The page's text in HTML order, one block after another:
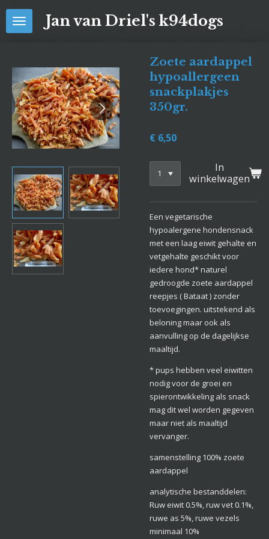
Ga
direct
Jan van Driel's k94dogs
Zoete aardappel
hypoallergeen
snackplakjes
350gr.
€ 6,50
In
winkelwagen
Een vegetarische
hypoalergene hondensnack
met een laag eiwit gehalte en
vetgehalte geschikt voor
iedere hond* naturel
gedroogde zoete aardappel
reepjes ( Bataat ) zonder
toevoegingen. uitstekend als
beloning maar ook als
aanvulling op de dagelijkse
maaltijd.
* pups hebben veel eiwitten
nodig voor de groei en
spierontwikkeling als snack
mag dit wel worden gegeven
maar niet als maaltijd
vervanger.
samenstelling 100% zoete
aardappel
analytische bestanddelen:
Ruw eiwit 0.5%, ruw vet 0.1%,
ruwe as 5%, ruwe vezels
minimaal 10%